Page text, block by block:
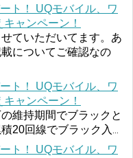
ト！ UQモバイル、ワ
ャンペーン！
ていただいてます。あ
についてご確認なの
ト！ UQモバイル、ワ
ャンペーン！
維持期間でブラックと
20回線でブラック入
ト！ UQモバイル、ワ